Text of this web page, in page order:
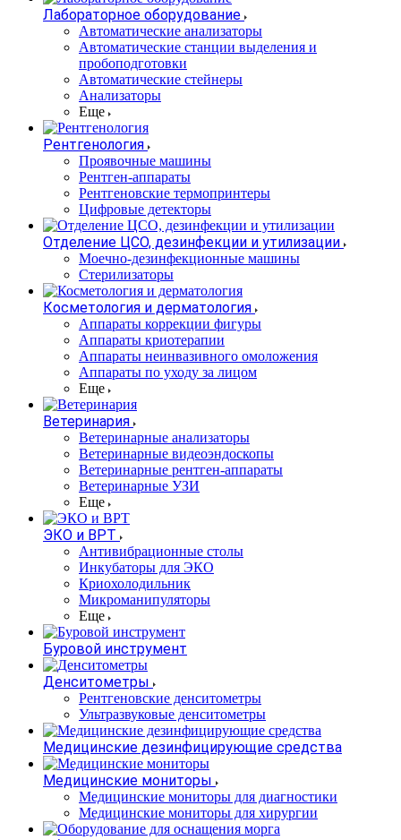
Лабораторное оборудование
Автоматические анализаторы
Автоматические станции выделения и
пробоподготовки
Автоматические стейнеры
Анализаторы
Еще
Рентгенология
Проявочные машины
Рентген-аппараты
Рентгеновские термопринтеры
Цифровые детекторы
Отделение ЦСО, дезинфекции и утилизации
Моечно-дезинфекционные машины
Стерилизаторы
Косметология и дерматология
Аппараты коррекции фигуры
Аппараты криотерапии
Аппараты неинвазивного омоложения
Аппараты по уходу за лицом
Еще
Ветеринария
Ветеринарные анализаторы
Ветеринарные видеоэндоскопы
Ветеринарные рентген-аппараты
Ветеринарные УЗИ
Еще
ЭКО и ВРТ
Антивибрационные столы
Инкубаторы для ЭКО
Криохолодильник
Микроманипуляторы
Еще
Буровой инструмент
Денситометры
Рентгеновские денситометры
Ультразвуковые денситометры
Медицинские дезинфицирующие средства
Медицинские мониторы
Медицинские мониторы для диагностики
Медицинские мониторы для хирургии